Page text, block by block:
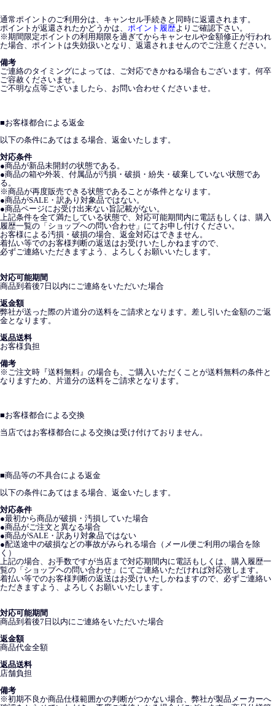
通常ポイントのご利用分は、キャンセル手続きと同時に返還されます。
ポイントが返還されたかどうかは、 ポイント履歴よりご確認下さい。
※期間限定ポイントの利用期限を過ぎてからキャンセルや金額修正が行われ
た場合、ポイントは失効扱いとなり、返還されませんのでご注意ください。
備考
ご連絡のタイミングによっては、ご対応できかねる場合もございます。何卒
ご容赦くださいませ。
ご不明な点等ございましたら、お問い合わせくださいませ。
■お客様都合による返金
以下の条件にあてはまる場合、返金いたします。
対応条件
●商品が新品未開封の状態である。
●商品の箱や外装、付属品が汚損・破損・紛失・破棄していない状態であ
る。
※商品が再度販売できる状態であることが条件となります。
●商品がSALE・訳あり対象品ではない。
●商品ページにお受け出来ない旨記載がない。
上記条件を全て満たしている状態で、対応可能期間内に電話もしくは、購入
履歴一覧の「ショップヘの問い合わせ」にてお申し付けください。
お客様による汚損・破損の場合、返金対応はできません。
着払い等でのお客様判断の返送はお受けいたしかねますので、
必ずご連絡いただきますよう、よろしくお願いいたします。
対応可能期間
商品到着後7日以内にご連絡をいただいた場合
返金額
弊社が送った際の片道分の送料をご請求となります。差し引いた金額のご返
金となります。
返品送料
お客様負担
備考
※ご注文時『送料無料』の場合も、ご購入いただくことが送料無料の条件と
なりますため、片道分の送料をご請求となります。
■お客様都合による交換
当店ではお客様都合による交換は受け付けておりません。
■商品等の不具合による返金
以下の条件にあてはまる場合、返金いたします。
対応条件
●最初から商品が破損・汚損していた場合
●商品がご注文と異なる場合
●商品がSALE・訳あり対象品ではない
●配送途中の破損などの事故がみられる場合（メール便ご利用の場合を除
く）
上記の場合、お手数ですが当店まで対応期間内に電話もしくは、購入履歴一
覧の「ショップヘの問い合わせ」にてご連絡いただければ対応致します。
着払い等でのお客様判断の返送はお受けいたしかねますので、必ずご連絡い
ただきますよう、よろしくお願いいたします。
対応可能期間
商品到着後7日以内にご連絡をいただいた場合
返金額
商品代金全額
返品送料
店舗負担
備考
※初期不良か商品仕様範囲かの判断がつかない場合、弊社が製品メーカーへ